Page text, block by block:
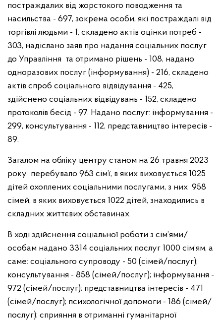
постраждалих від жорстокого поводження та
насильства - 697, зокрема особи, які постраждалі від
торгівлі людьми - 1, складено актів оцінки потреб -
303, надіслано заяв про надання соціальних послуг
до Управління та отримано рішень - 108, надано
одноразових послуг (інформування) - 216, складено
актів спроб соціального відвідування - 425,
здійснено соціальних відвідувань - 152, складено
протоколів бесід - 97. Надано послуг: інформування -
299, консультування - 112, представництво інтересів -
89.
Загалом на обліку центру станом на 26 травня 2023
року перебувало 963 сім’ї, в яких виховується 1025
дітей охоплених соціальними послугами, з них 958
сімей, в яких виховується 1022 дітей, знаходились в
складних життєвих обставинах.
В ході здійснення соціальної роботи з сім’ями/
особам надано 3314 соціальних послуг 1000 сім’ям, а
саме: соціального супроводу - 50 (сімей/послуг);
консультування - 858 (сімей/послуг); інформування -
972 (сімей/послуг); представництва інтересів - 471
(сімей/послуг); психологічної допомоги - 186 (сімей/
послуг); сприяння в отриманні гуманітарної